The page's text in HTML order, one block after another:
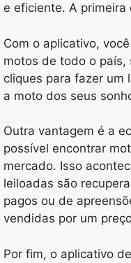
e eficiente. A
Com o aplicativo,
motos de todo o país,
cliques para fazer um
a moto dos seus
Outra vantagem é a
possível encontrar
mercado. Isso
leiloadas são
pagos ou de
vendidas por um
Por fim, o aplicativo